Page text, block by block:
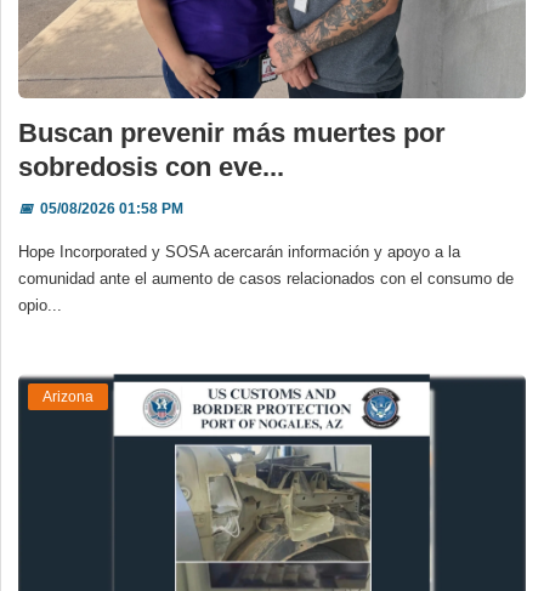
Buscan prevenir más muertes por
sobredosis con eve...
📅05/08/2026 01:58 PM
Hope Incorporated y SOSA acercarán información y apoyo a la
comunidad ante el aumento de casos relacionados con el consumo de
opio...
Arizona